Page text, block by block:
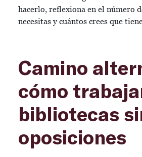
hacerlo, reflexiona en el número
necesitas y cuántos crees que
Camino
cómo
bibliotecas
oposiciones